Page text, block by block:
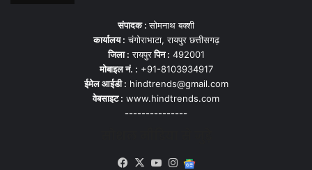
संपादक :सोमनाथ बक्शी
कार्यालय : चंगोराभाटा, रायपुर छत्तीसगढ़
जिला : रायपुरपिन : 492001
मोबाइल नं. : +91-8103934917
ईमेल आईडी : hindtrends@gmail.com
वेबसाइट : www.hindtrends.com
---------------
Facebook
X YouTubeInstagram